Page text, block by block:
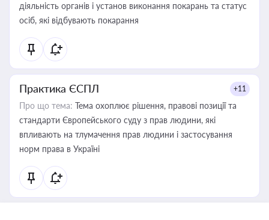
діяльність органів і установ виконання покарань та статус
осіб, які відбувають покарання
Практика ЄСПЛ +11
Про що тема: Тема охоплює рішення, правові позиції та
стандарти Європейського суду з прав людини, які
впливають на тлумачення прав людини і застосування
норм права в Україні